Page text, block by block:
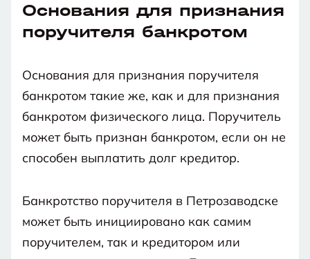
Основания для признания
поручителя банкротом
Основания для признания поручителя
банкротом такие же, как и для признания
банкротом физического лица. Поручитель
может быть признан банкротом, если он не
способен выплатить долг кредитор.
Банкротство поручителя в Петрозаводске
может быть инициировано как самим
поручителем, так и кредитором или